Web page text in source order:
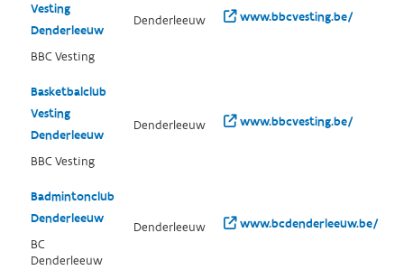
Vesting
Denderleeuw
BBC Vesting
Denderleeuw www.bbcvesting.be/
Basketbalclub
Vesting
Denderleeuw
BBC Vesting
Denderleeuw www.bbcvesting.be/
Badmintonclub
Denderleeuw
BC
Denderleeuw
Denderleeuw www.bcdenderleeuw.be/